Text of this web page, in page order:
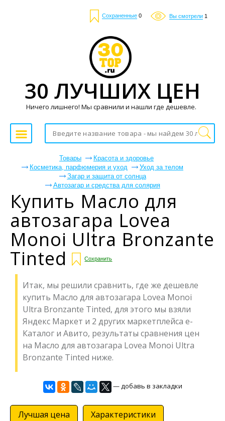
Сохраненные 0 Вы смотрели 1
Товары
Красота и здоровье
Косметика, парфюмерия и уход
Уход за телом
Загар и защита от солнца
Автозагар и средства для солярия
Купить Масло для
автозагара Lovea
Monoi Ultra Bronzante
Tinted Сохранить
Итак, мы решили сравнить, где же дешевле
купить Масло для автозагара Lovea Monoi
Ultra Bronzante Tinted, для этого мы взяли
Яндекс Маркет и 2 других маркетплейса е-
Каталог и Авито, результаты сравнения цен
на Масло для автозагара Lovea Monoi Ultra
Bronzante Tinted ниже.
— добавь в закладки
Лучшая цена Характеристики
30 ЛУЧШИХ ЦЕН
Ничего лишнего! Мы сравнили и нашли где дешевле.